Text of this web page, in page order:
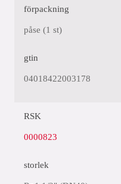
förpackning
påse (1 st)
gtin
04018422003178
RSK
0000823
storlek